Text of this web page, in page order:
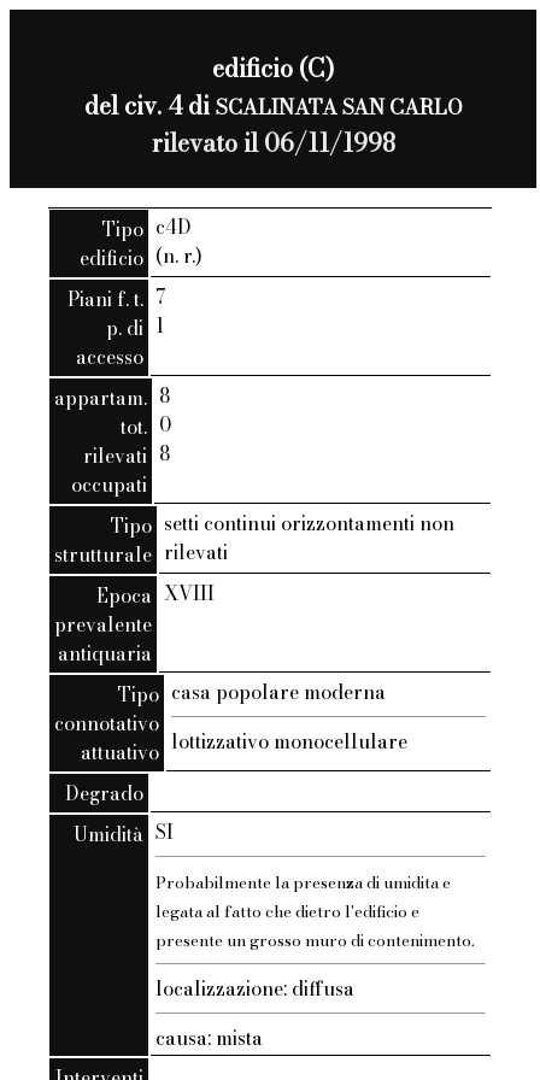
edificio (C)
del civ. 4 diSCALINATA SAN CARLO
rilevato il 06/11/1998
Tipo
edificio
c4D
(n. r.)
Piani f. t.
p. di
accesso
7
1
appartam.
tot.
rilevati
occupati
8
0
8
Tipo
strutturale
setti continui orizzontamenti non
rilevati
Epoca
prevalente
antiquaria
XVIII
Tipo
connotativo
attuativo
casa popolare moderna
lottizzativo monocellulare
Degrado
Umidità SI
Probabilmente la presenza di umidita e
legata al fatto che dietro l'edificio e
presente un grosso muro di contenimento.
localizzazione: diffusa
causa: mista